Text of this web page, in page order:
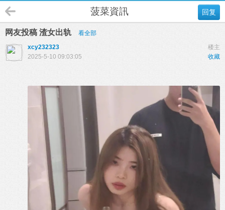
回复
菠菜資訊
网友投稿 渣女出轨
看全部
楼主
xcy232323
收藏
2025-5-10 09:03:05